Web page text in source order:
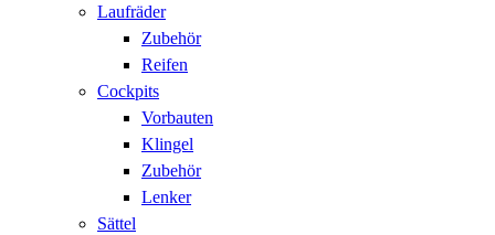
Laufräder
Zubehör
Reifen
Cockpits
Vorbauten
Klingel
Zubehör
Lenker
Sättel